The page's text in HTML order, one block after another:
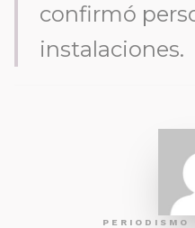
confirmó
instalaciones.
PERIODISMO